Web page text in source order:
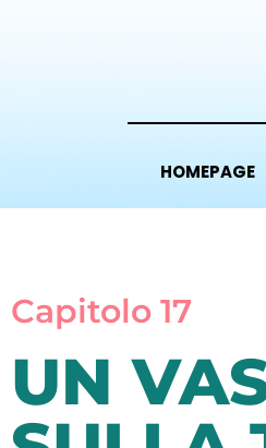
HOMEPAGE
Capitolo 17
UN